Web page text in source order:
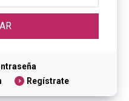
Regístrate